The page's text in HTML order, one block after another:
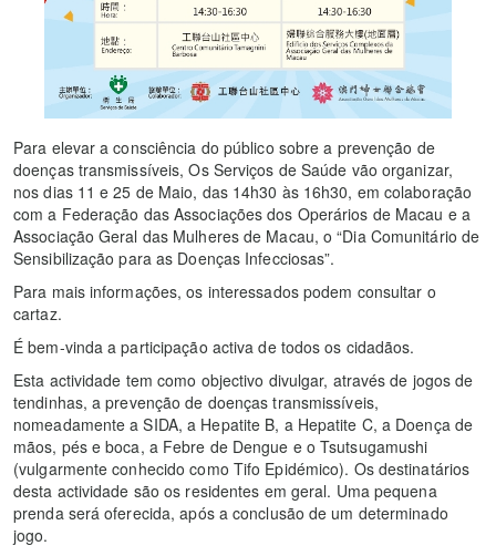
Para elevar a consciência do público sobre a prevenção de
doenças transmissíveis, Os Serviços de Saúde vão organizar,
nos dias 11 e 25 de Maio, das 14h30 às 16h30, em colaboração
com a Federação das Associações dos Operários de Macau e a
Associação Geral das Mulheres de Macau, o “Dia Comunitário de
Sensibilização para as Doenças Infecciosas”.
Para mais informações, os interessados podem consultar o
cartaz.
É bem-vinda a participação activa de todos os cidadãos.
Esta actividade tem como objectivo divulgar, através de jogos de
tendinhas, a prevenção de doenças transmissíveis,
nomeadamente a SIDA, a Hepatite B, a Hepatite C, a Doença de
mãos, pés e boca, a Febre de Dengue e o Tsutsugamushi
(vulgarmente conhecido como Tifo Epidémico). Os destinatários
desta actividade são os residentes em geral. Uma pequena
prenda será oferecida, após a conclusão de um determinado
jogo.